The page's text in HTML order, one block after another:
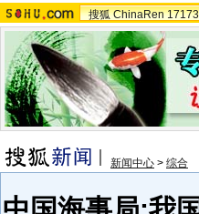
搜狐 ChinaRen 17173
新闻中心 > 综合